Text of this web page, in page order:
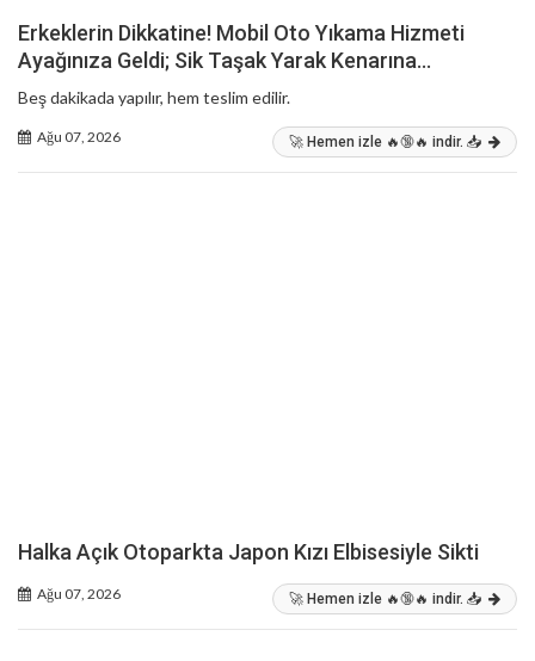
Erkeklerin Dikkatine! Mobil Oto Yıkama Hizmeti
Ayağınıza Geldi; Sik Taşak Yarak Kenarına…
Beş dakikada yapılır, hem teslim edilir.
Ağu 07, 2026 🚀 Hemen izle 🔥🔞🔥 indir. 📥
Halka Açık Otoparkta Japon Kızı Elbisesiyle Sikti
Ağu 07, 2026 🚀 Hemen izle 🔥🔞🔥 indir. 📥